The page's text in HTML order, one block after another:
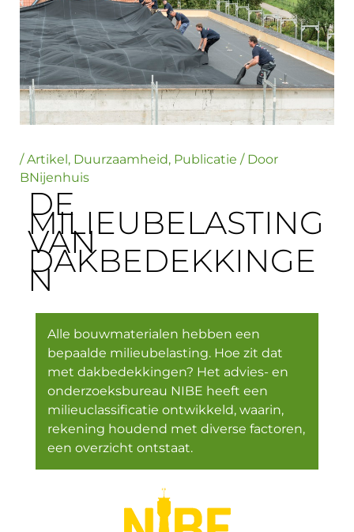
/Artikel, Duurzaamheid, Publicatie / Door
BNijenhuis
DE
MILIEUBELASTING
VAN
DAKBEDEKKINGE
N
Alle bouwmaterialen hebben een
bepaalde milieubelasting. Hoe zit dat
met dakbedekkingen? Het advies- en
onderzoeksbureau NIBE heeft een
milieuclassificatie ontwikkeld, waarin,
rekening houdend met diverse factoren,
een overzicht ontstaat.